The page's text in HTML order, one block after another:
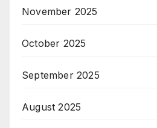
November 2025
October 2025
September 2025
August 2025